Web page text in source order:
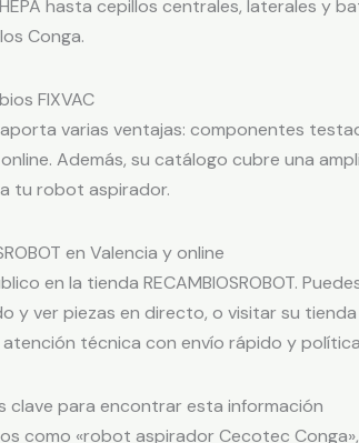
hasta cepillos centrales, laterales y
Conga.
FIXVAC
aporta varias ventajas: componentes
Además, su catálogo cubre una
tu robot aspirador.
en Valencia y online
en la tienda RECAMBIOSROBOT.
y ver piezas en directo, o visitar su tienda
atención técnica con envío rápido y
clave para encontrar esta información
como «robot aspirador Cecotec Conga»,